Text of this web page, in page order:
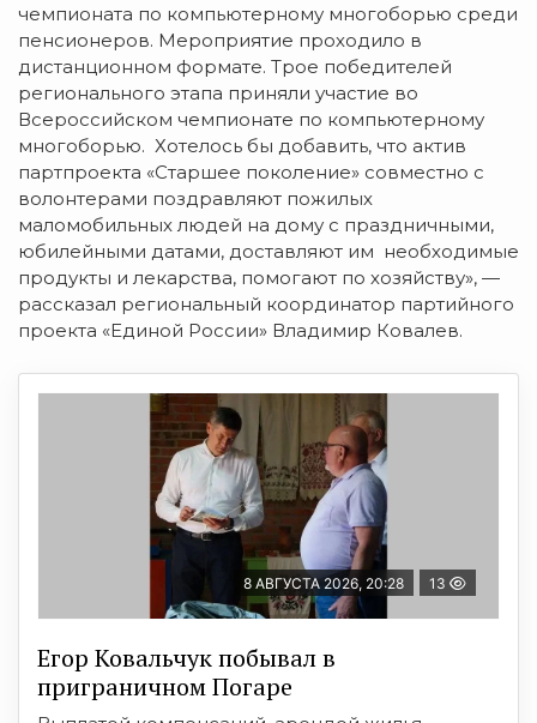
чемпионата по компьютерному многоборью среди
пенсионеров. Мероприятие проходило в
дистанционном формате. Трое победителей
регионального этапа приняли участие во
Всероссийском чемпионате по компьютерному
многоборью. Хотелось бы добавить, что актив
партпроекта «Старшее поколение» совместно с
волонтерами поздравляют пожилых
маломобильных людей на дому с праздничными,
юбилейными датами, доставляют им необходимые
продукты и лекарства, помогают по хозяйству», —
рассказал региональный координатор партийного
проекта «Единой России» Владимир Ковалев.
8 АВГУСТА 2026, 20:28 13
Егор Ковальчук побывал в
приграничном Погаре